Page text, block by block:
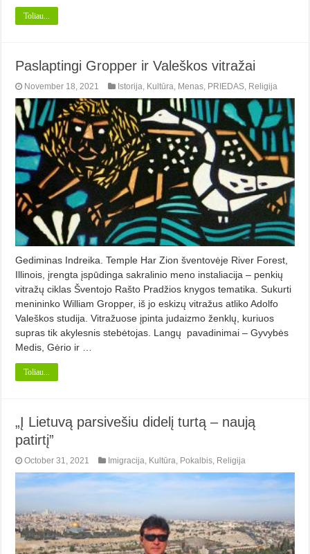
Toliau...
Paslaptingi Gropper ir Valeškos vitražai
November 18, 2021 Istorija Kultūra Menas PRIEDAS Religija
Gediminas Indreika. Temple Har Zion šventovėje River Forest,
Illinois, įrengta įspūdinga sakralinio meno instaliacija – penkių
vitražų ciklas Šventojo Rašto Pradžios kny­gos tematika. Sukurti
menininko William Gropper, iš jo eskizų vitražus atliko Adolfo
Valeškos studija. Vitražuose įpinta judaiz­mo ženklų, kuriuos
supras tik akylesnis stebėtojas. Langų pavadinimai – Gyvybės
Medis, Gėrio ir …
Toliau...
„Į Lietuvą parsivešiu didelį turtą – naują
patirtį”
October 31, 2021 Imigracija, Kultūra, Pokalbis, Religija